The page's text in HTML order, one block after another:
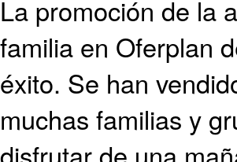
La promoción de la
familia en Oferplan
éxito. Se han
muchas familias y